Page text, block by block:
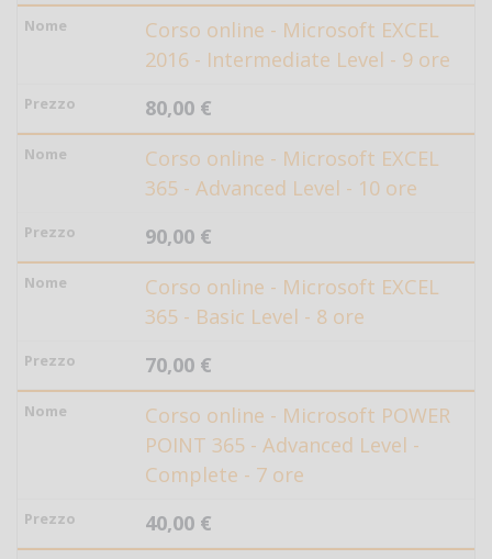
Corso online - Microsoft EXCEL
2016 - Intermediate Level - 9 ore
80,00 €
Corso online - Microsoft EXCEL
365 - Advanced Level - 10 ore
90,00 €
Corso online - Microsoft EXCEL
365 - Basic Level - 8 ore
70,00 €
Corso online - Microsoft POWER
POINT 365 - Advanced Level -
Complete - 7 ore
40,00 €